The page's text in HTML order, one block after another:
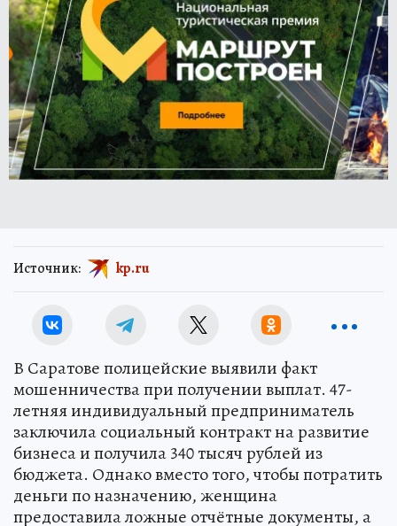
Источник: kp.ru
В Саратове полицейские выявили факт
мошенничества при получении выплат. 47-
летняя индивидуальный предприниматель
заключила социальный контракт на развитие
бизнеса и получила 340 тысяч рублей из
бюджета. Однако вместо того, чтобы потратить
деньги по назначению, женщина
предоставила ложные отчётные документы, а